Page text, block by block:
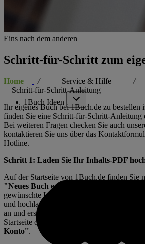
1Buch Ideen
Eins nach dem anderen
Schritt-für-Schritt zum
Home
Service & Hilfe
Schritt-für-Schritt-Anleitung
Ihr eigenes Buch bei 1Buch.de zu bestellen
finden Sie eine Schritt-für-Schritt-Anleitung
Bei weiteren Fragen checken Sie auch
kontaktieren Sie uns über das
Hotline.
Schritt 1: Laden Sie Ihr Inhalts-PDF hoch
Auf der Startseite von 1Buch.de finden Sie
"Neues Buch erstellen"
. Nach einem
gewünschte Inhalts-PDF für Ihr Buch auf
und hochladen. Oder Sie melden sich
an und erstellen dort ein neues
Startseite oben rechts auf den
Konto''.